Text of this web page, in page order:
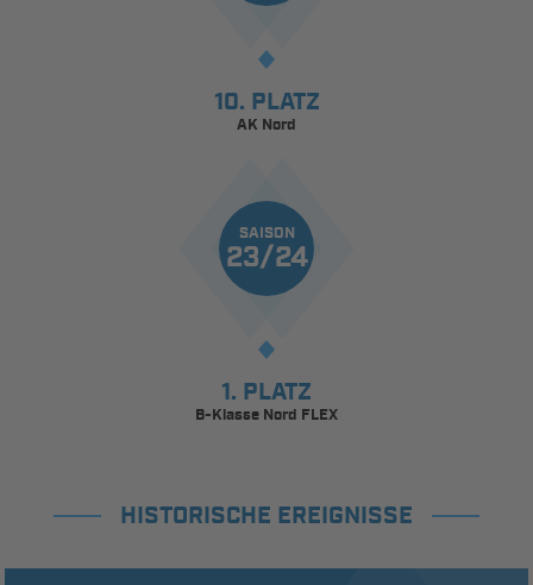
10. PLATZ
AK Nord
SAISON
23/24
1. PLATZ
B-Klasse Nord FLEX
HISTORISCHE EREIGNISSE